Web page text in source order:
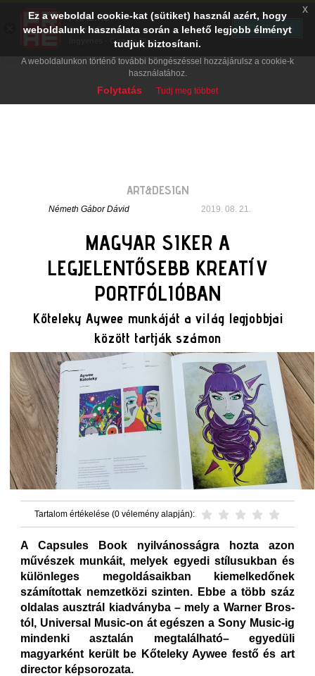
ART&DESIGN
Németh Gábor Dávid 2019. 08. 21.
MAGYAR SIKER A
LEGJELENTŐSEBB KREATÍV
PORTFÓLIÓBAN
Kőteleky Aywee munkáját a világ legjobbjai
között tartják számon
Tartalom értékelése (0 vélemény alapján):
A Capsules Book nyilvánosságra hozta azon
művészek munkáit, melyek egyedi stílusukban és
különleges megoldásaikban kiemelkedőnek
számítottak nemzetközi szinten. Ebbe a több száz
oldalas ausztrál kiadványba – mely a Warner Bros-
tól, Universal Music-on át egészen a Sony Music-ig
mindenki asztalán megtalálható– egyedüli
magyarként került be Kőteleky Aywee festő és art
director képsorozata.
Ez a weboldal cookie-kat (sütiket) használ azért, hogy
weboldalunk használata során a lehető legjobb élményt
tudjuk biztosítani.
A weboldalunkon történő további böngészéssel hozzájárulsz a cookie-k
használatához.
Folytatás Tudj meg többet
x
PRAE.HU
Digital Evolution
Ingyenes - Google Play
TELEPÍTÉS